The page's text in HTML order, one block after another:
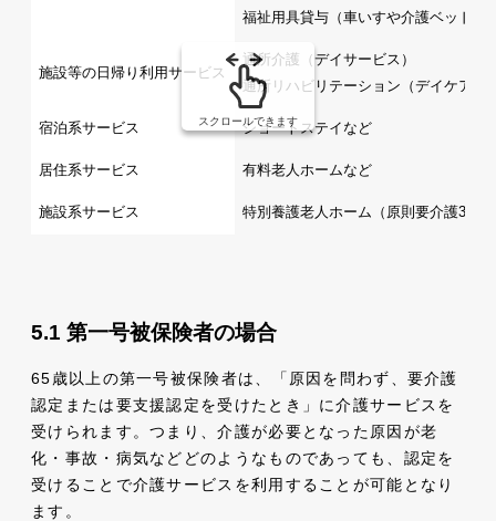
福祉用具貸与（車いすや介護ベッドな
施設等の日帰り利用サービス
通所介護（デイサービス）
通所リハビリテーション（デイケア）
宿泊系サービス ショートステイなど
居住系サービス 有料老人ホームなど
施設系サービス 特別養護老人ホーム（原則要介護3以
スクロールできます
第一号被保険者の場合
65歳以上の第一号被保険者は、「原因を問わず、要介護
認定または要支援認定を受けたとき」に介護サービスを
受けられます。つまり、介護が必要となった原因が老
化・事故・病気などどのようなものであっても、認定を
受けることで介護サービスを利用することが可能となり
ます。